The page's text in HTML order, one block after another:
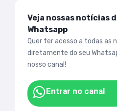
Veja nossas notícias
Whatsapp
Quer ter acesso a todas as
diretamente do seu
nosso canal!
Entrar no canal